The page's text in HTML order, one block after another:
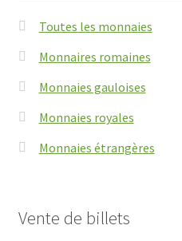
Toutes les monnaies
Monnaires romaines
Monnaies gauloises
Monnaies royales
Monnaies étrangères
Vente de billets